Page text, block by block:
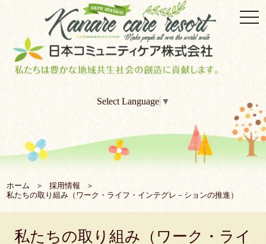
Select Language ▼
ホーム
採用情報
私たちの取り組み（ワーク・ライフ・インテグレ－ションの推進）
私たちの取り組み（ワーク・ライ